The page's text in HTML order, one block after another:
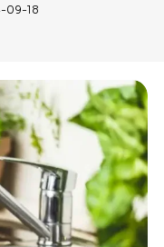
09-18